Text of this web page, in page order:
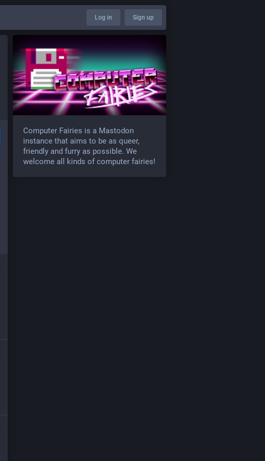
Log in Sign up
Computer Fairies is a Mastodon
instance that aims to be as queer,
friendly and furry as possible. We
welcome all kinds of computer fairies!